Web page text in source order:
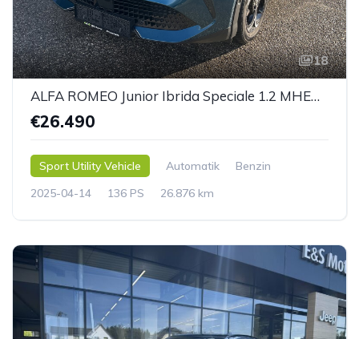
18
ALFA ROMEO Junior Ibrida Speciale 1.2 MHEV e-DCT 6
€26.490
Sport Utility Vehicle Automatik
Benzin
2025-04-14
136 PS 26.876 km